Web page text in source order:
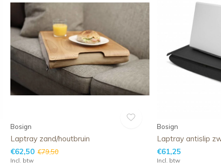
Bosign
Laptray zand/houtbruin
€62,50 €79,50
Incl. btw
Bosign
Laptray antislip
€61,25
Incl. btw